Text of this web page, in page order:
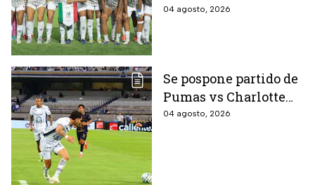
presea en los Juegos
04 agosto, 2026
Se pospone partido de
Pumas vs Charlotte
FC en el inicio de la
04 agosto, 2026